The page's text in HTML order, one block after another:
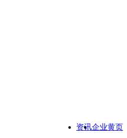
企业黄页
资讯